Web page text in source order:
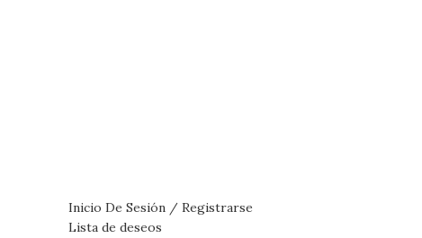
Inicio De Sesión / Registrarse
Lista de deseos